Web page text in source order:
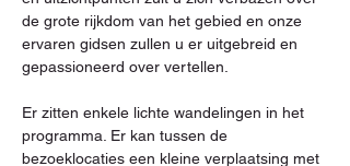
de grote rijkdom van het gebied en onze
ervaren gidsen zullen u er uitgebreid en
gepassioneerd over vertellen.
Er zitten enkele lichte wandelingen in het
programma. Er kan tussen de
bezoeklocaties een kleine verplaatsing met